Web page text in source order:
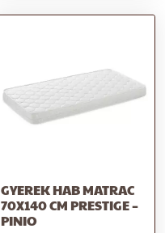
GYEREK HAB MATRAC
70X140 CM PRESTIGE –
PINIO